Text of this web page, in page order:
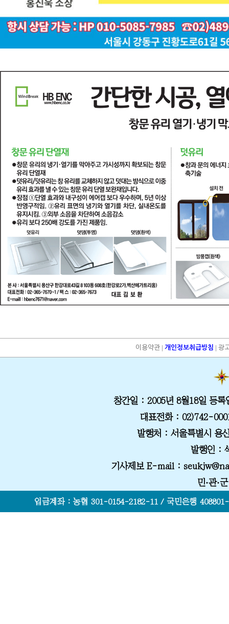
이용약관 |개인정보취급방침 |광
창간일 : 2005년 8월18일 등록
대표전화: 02)742-
발행처 : 서울특별시 용
발행인 :
기사제보 E-mail :
민·관·
입금계좌 : 농협 301-0154-2182-11 / 국민은행